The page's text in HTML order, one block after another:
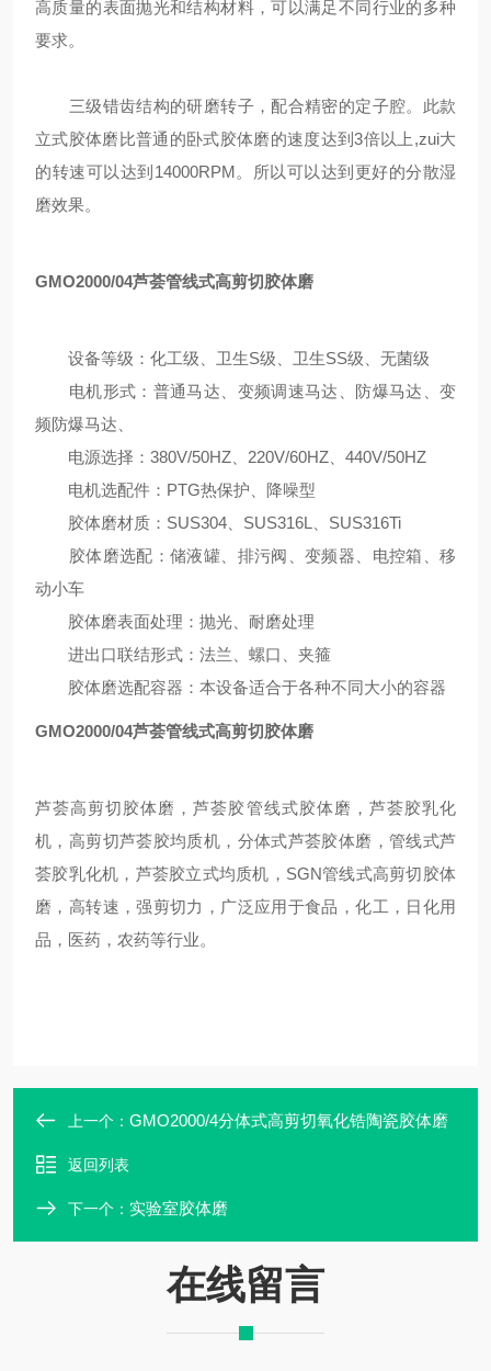
高质量的表面抛光和结构材料，可以满足不同行业的多种
要求。
三级错齿结构的研磨转子，配合精密的定子腔。此款
立式胶体磨比普通的卧式胶体磨的速度达到3倍以上 ,zui大
的转速可以达到 14000RPM。所以可以达到更好的分散湿
磨效果。
GMO2000/04芦荟管线式高剪切胶体磨
设备等级：化工级、卫生S级、卫生SS级、无菌级
电机形式：普通马达、变频调速马达、防爆马达、变
频防爆马达、
电源选择： 380V/50HZ 220V/60HZ
440V/50HZ
电机选配件： PTG热保护、降噪型
胶体磨材质： SUS304 SUS316L
SUS316Ti
胶体磨选配：储液罐、排污阀、变频器、电控箱、移
动小车
胶体磨表面处理：抛光、耐磨处理
进出口联结形式：法兰、螺口、夹箍
胶体磨选配容器：本设备适合于各种不同大小的容器
GMO2000/04芦荟管线式高剪切胶体磨
芦荟高剪切胶体磨，芦荟胶管线式胶体磨，芦荟胶乳化
机，高剪切芦荟胶均质机，分体式芦荟胶体磨，管线式芦
荟胶乳化机，芦荟胶立式均质机， SGN管线式高剪切胶体
磨，高转速，强剪切力，广泛应用于食品，化工，日化用
品，医药，农药等行业。
上一个： GMO2000/4分体式高剪切氧化锆陶瓷胶体磨
返回列表
下一个： 实验室胶体磨
在线留言